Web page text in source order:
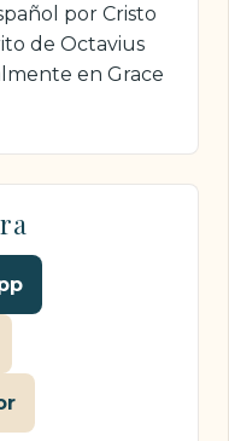
por Cristo
de Octavius
en Grace